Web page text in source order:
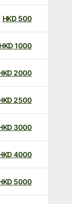
500
HKD
1000
HKD
2000
HKD
2500
HKD
3000
HKD
4000
HKD
5000
HKD